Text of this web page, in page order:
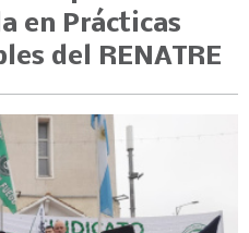
en Prácticas
del RENATRE